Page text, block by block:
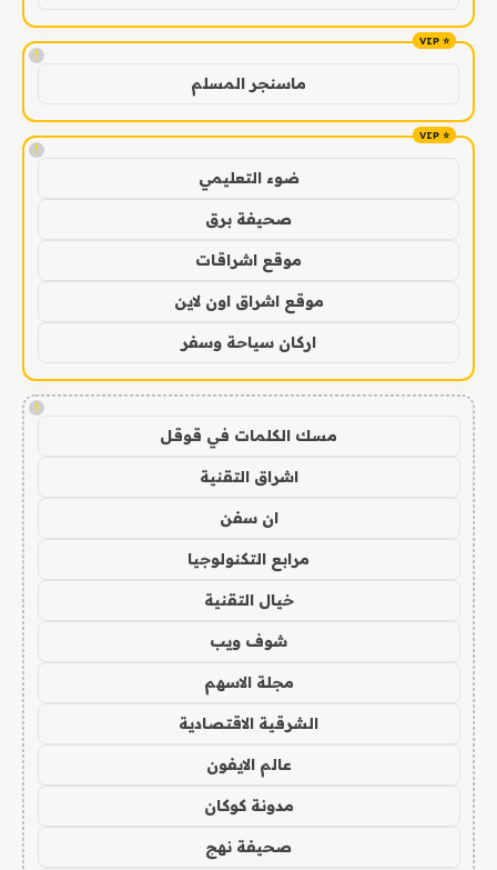
!
ماسنجر المسلم
!
ضوء التعليمي
صحيفة برق
موقع اشراقات
موقع اشراق اون لاين
اركان سياحة وسفر
!
مسك الكلمات في قوقل
اشراق التقنية
ان سفن
مرابع التكنولوجيا
خيال التقنية
شوف ويب
مجلة الاسهم
الشرقية الاقتصادية
عالم الايفون
مدونة كوكان
صحيفة نهج